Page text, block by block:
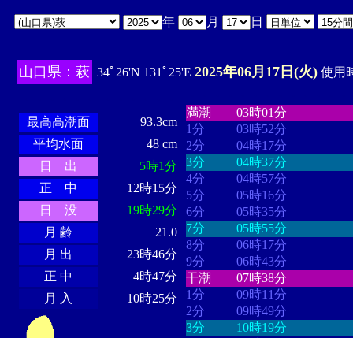
年 月 日
山口県：萩 34ﾟ26'N 131ﾟ25'E 2025年06月17日(火) 使用
最高高潮面
93.3cm
平均水面
48 cm
日 出
5時1分
正 中
12時15分
日 没
19時29分
月 齢
21.0
月 出
23時46分
正 中
4時47分
月 入
10時25分
満潮
03時01分
1分
03時52分
2分
04時17分
3分
04時37分
4分
04時57分
5分
05時16分
6分
05時35分
7分
05時55分
8分
06時17分
9分
06時43分
干潮
07時38分
1分
09時11分
2分
09時49分
3分
10時19分